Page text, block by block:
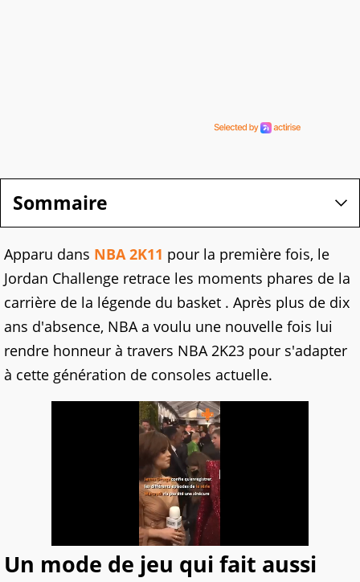
Sommaire
Apparu dans NBA 2K11 pour la première fois, le
Jordan Challenge retrace les moments phares de la
carrière de la légende du basket . Après plus de dix
ans d'absence, NBA a voulu une nouvelle fois lui
rendre honneur à travers NBA 2K23 pour s'adapter
à cette génération de consoles actuelle.
Un mode de jeu qui fait aussi